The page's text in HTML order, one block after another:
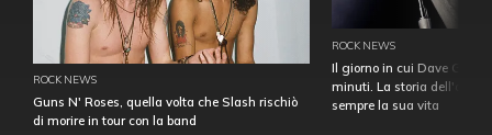
ROCK NEWS
Guns N' Roses, quella volta che Slash rischiò
di morire in tour con la band
ROCK NEWS
Il giorno in cui Dave
minuti. La storia
sempre la sua vita